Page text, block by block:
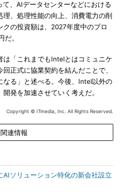
、AIデータセンターなどにおける
、処理性能の向上、消費電力の削
の投資額は、2027年度中のプロ
だ。
「これまでもIntelとはコミュニケ
正式に協業契約を結んだことで、
なる」と述べる。今後、Intel以外の
発を加速させていく考えだ。
Copyright © ITmedia, Inc. All Rights Reserved.
関連情報
AIソリューション特化の新会社設立